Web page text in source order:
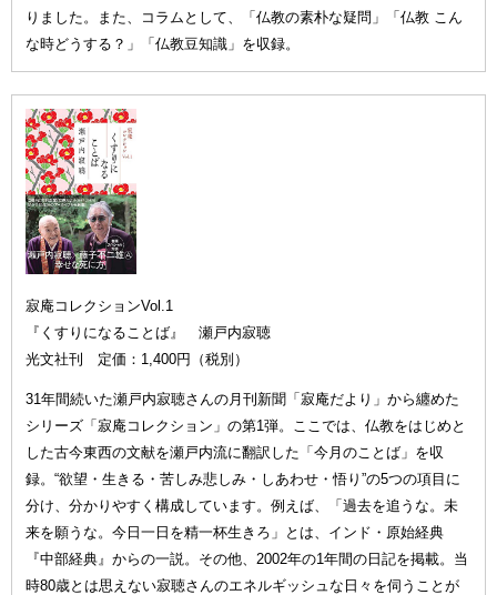
りました。また、コラムとして、「仏教の素朴な疑問」「仏教 こん
な時どうする？」「仏教豆知識」を収録。
寂庵コレクションVol.1
『くすりになることば』 瀬戸内寂聴
光文社刊 定価：1,400円（税別）
31年間続いた瀬戸内寂聴さんの月刊新聞「寂庵だより」から纏めた
シリーズ「寂庵コレクション」の第1弾。ここでは、仏教をはじめと
した古今東西の文献を瀬戸内流に翻訳した「今月のことば」を収
録。“欲望・生きる・苦しみ悲しみ・しあわせ・悟り”の5つの項目に
分け、分かりやすく構成しています。例えば、「過去を追うな。未
来を願うな。今日一日を精一杯生きろ」とは、インド・原始経典
『中部経典』からの一説。その他、2002年の1年間の日記を掲載。当
時80歳とは思えない寂聴さんのエネルギッシュな日々を伺うことが